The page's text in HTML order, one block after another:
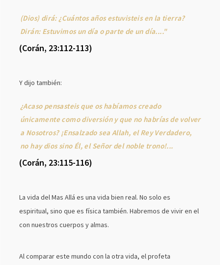
(Dios) dirá: ¿Cuántos años estuvisteis en la tierra?
Dirán: Estuvimos un día o parte de un día...."
(Corán, 23:112-113)
Y dijo también:
¿Acaso pensasteis que os habíamos creado
únicamente como diversión y que no habrías de volver
a Nosotros? ¡Ensalzado sea Allah, el Rey Verdadero,
no hay dios sino Él, el Señor del noble trono!...
(Corán, 23:115-116)
La vida del Mas Allá es una vida bien real. No solo es
espiritual, sino que es física también. Habremos de vivir en el
con nuestros cuerpos y almas.
Al comparar este mundo con la otra vida, el profeta